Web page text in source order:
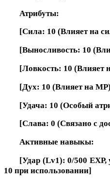
Атрибуты:
[Сила: 10 (Влияет на
[Выносливость: 10
[Ловкость: 10 (Влияет
[Дух: 10 (Влияет на
[Удача: 10 (Особый
[Слава: 0 (Связано с
Активные навыкы:
[Удар (Lv1): 0/500 EXP,
10 при использовании]